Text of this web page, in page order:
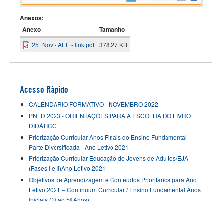
Anexos:
Anexo
Tamanho
25_Nov - AEE - link.pdf 378.27 KB
Acesso Rápido
CALENDÁRIO FORMATIVO - NOVEMBRO 2022
PNLD 2023 - ORIENTAÇÕES PARA A ESCOLHA DO LIVRO
DIDÁTICO
Priorização Curricular Anos Finais do Ensino Fundamental -
Parte Diversificada - Ano Letivo 2021
Priorização Curricular Educação de Jovens de Adultos/EJA
(Fases I e II)Ano Letivo 2021
Objetivos de Aprendizagem e Conteúdos Prioritários para Ano
Letivo 2021 – Continuum Curricular / Ensino Fundamental Anos
Iniciais (1º ao 5º Anos)